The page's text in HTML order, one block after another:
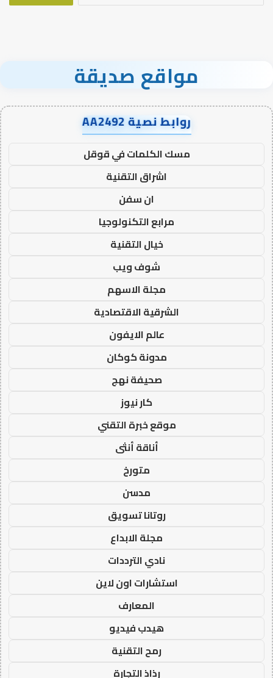
مواقع صديقة
روابط نصية AA2492
مسك الكلمات في قوقل
اشراق التقنية
ان سفن
مرابع التكنولوجيا
خيال التقنية
شوف ويب
مجلة الاسهم
الشرقية الاقتصادية
عالم الايفون
مدونة كوكان
صحيفة نهج
كار نيوز
موقع خبرة التقني
أناقة أنثى
متورخ
مدسن
روتانا تسويق
مجلة الابداع
نادي الترددات
استشارات اون لاين
المعارف
هيدب فيديو
رمح التقنية
رذاذ التجارة